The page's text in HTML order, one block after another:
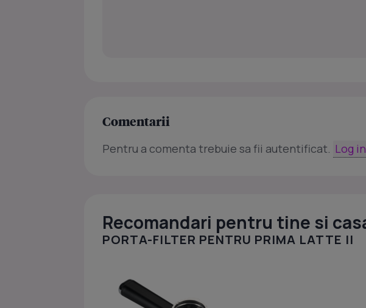
Comentarii
Pentru a comenta trebuie sa fii autentificat. Log in
Recomandari pentru tine si
PORTA-FILTER PENTRU PRIMA LATTE II